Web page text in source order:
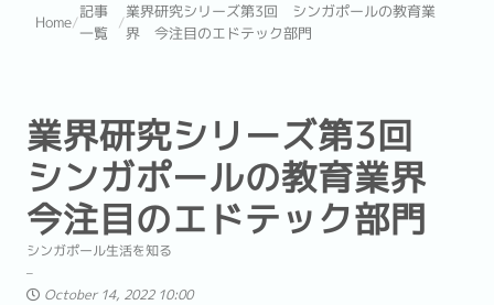
Home/
記事
一覧
/
業界研究シリーズ第3回 シンガポールの教育業
界 今注目のエドテック部門
業界研究シリーズ第3回
シンガポールの教育業界
今注目のエドテック部門
シンガポール生活を知る
October 14, 2022 10:00